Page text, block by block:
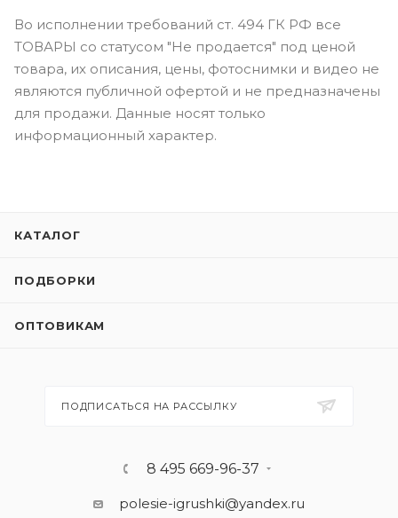
Во исполнении требований ст. 494 ГК РФ все
ТОВАРЫ со статусом "Не продается" под ценой
товара, их описания, цены, фотоснимки и видео не
являются публичной офертой и не предназначены
для продажи. Данные носят только
информационный характер.
КАТАЛОГ
ПОДБОРКИ
ОПТОВИКАМ
ПОДПИСАТЬСЯ НА РАССЫЛКУ
8 495 669-96-37
polesie-igrushki@yandex.ru